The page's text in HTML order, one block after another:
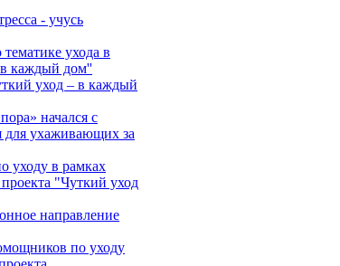
- учусь
ухода в
в каждый дом''
уход – в каждый
начался с
для ухаживающих за
уходу в рамках
"Чуткий уход
направление
по уходу